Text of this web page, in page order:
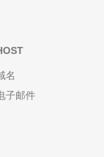
名
子邮件